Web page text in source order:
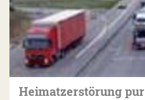
Heimatzerstörung pur